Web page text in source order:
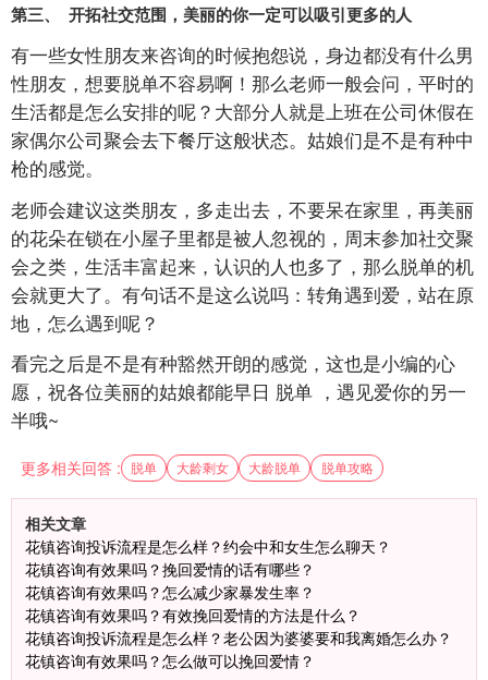
第三、 开拓社交范围，美丽的你一定可以吸引更多的人
有一些女性朋友来咨询的时候抱怨说，身边都没有什么男
性朋友，想要脱单不容易啊！那么老师一般会问，平时的
生活都是怎么安排的呢？大部分人就是上班在公司休假在
家偶尔公司聚会去下餐厅这般状态。姑娘们是不是有种中
枪的感觉。
老师会建议这类朋友，多走出去，不要呆在家里，再美丽
的花朵在锁在小屋子里都是被人忽视的，周末参加社交聚
会之类，生活丰富起来，认识的人也多了，那么脱单的机
会就更大了。有句话不是这么说吗：转角遇到爱，站在原
地，怎么遇到呢？
看完之后是不是有种豁然开朗的感觉，这也是小编的心
愿，祝各位美丽的姑娘都能早日 脱单 ，遇见爱你的另一
半哦~
更多相关回答 : 脱单 大龄剩女 大龄脱单 脱单攻略
相关文章
花镇咨询投诉流程是怎么样？约会中和女生怎么聊天？
花镇咨询有效果吗？挽回爱情的话有哪些？
花镇咨询有效果吗？怎么减少家暴发生率？
花镇咨询有效果吗？有效挽回爱情的方法是什么？
花镇咨询投诉流程是怎么样？老公因为婆婆要和我离婚怎么办？
花镇咨询有效果吗？怎么做可以挽回爱情？